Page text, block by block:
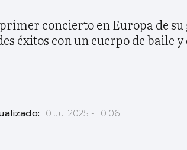
concierto en Europa de
éxitos con un cuerpo de baile
10 Jul 2025 - 10:06